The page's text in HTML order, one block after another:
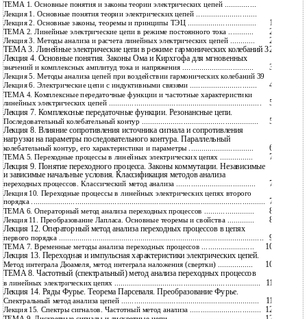
ТЕМА 1. Основные понятия и законы теории электрических цепей ...............
Лекция 1. Основные понятия теории электрических цепей .............................
Лекция 2. Основные законы, теоремы и принципы ТЭЦ ................................. 13
ТЕМА 2. Линейные электрические цепи в режиме постоянного тока ............ 21
Лекция 3. Методы анализа и расчета линейных электрических цепей ............ 21
ТЕМА 3. Линейные электрические цепи в режиме гармонических колебаний 32
Лекция 4. Основные понятия. Законы Ома и Кирхгофа для мгновенных
значений и комплексных амплитуд тока и напряжения .................................. 32
Лекция 5. Методы анализа цепей при воздействии гармонических колебаний 39
Лекция 6. Электрические цепи с индуктивными связями ................................ 45
ТЕМА 4. Комплексные передаточные функции и частотные характеристики
линейных электрических цепей ......................................................................... 56
Лекция 7. Комплексные передаточные функции. Резонансные цепи.
Последовательный колебательный контур ........................................................ 56
Лекция 8. Влияние сопротивления источника сигнала и сопротивления
нагрузки на параметры последовательного контура. Параллельный
колебательный контур, его характеристики и параметры ............................... 63
ТЕМА 5. Переходные процессы в линейных электрических цепях ................ 72
Лекция 9. Понятие переходного процесса. Законы коммутации. Независимые
и зависимые начальные условия. Классификация методов анализа
переходных процессов. Классический метод анализа ...................................... 72
Лекция 10. Переходные процессы в линейных электрических цепях второго
порядка ................................................................................................................ 79
ТЕМА 6. Операторный метод анализа переходных процессов ........................ 88
Лекция 11. Преобразование Лапласа. Основные теоремы и свойства ............. 88
Лекция 12. Операторный метод анализа переходных процессов в цепях
первого порядка .................................................................................................. 94
ТЕМА 7. Временные методы анализа переходных процессов ......................... 101
Лекция 13. Переходная и импульсная характеристики электрических цепей.
Метод интеграла Дюамеля, метод интеграла наложения (свертки) ................. 101
ТЕМА 8. Частотный (спектральный) метод анализа переходных процессов
в линейных электрических цепях ......................................................................
114
Лекция 14. Ряды Фурье. Теорема Парсеваля. Преобразование Фурье.
Спектральный метод анализа цепей .................................................................. 114
Лекция 15. Спектры сигналов. Частотный метод анализа .................................. 121